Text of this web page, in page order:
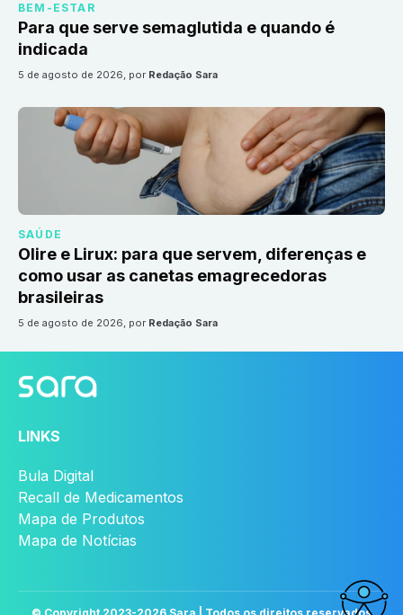
BEM-ESTAR
Para que serve semaglutida e quando é
indicada
5 de agosto de 2026, por Redação Sara
SAÚDE
Olire e Lirux: para que servem, diferenças e
como usar as canetas emagrecedoras
brasileiras
5 de agosto de 2026, por Redação Sara
LINKS
Bula Digital
Recall de Medicamentos
Mapa de Produtos
Mapa de Notícias